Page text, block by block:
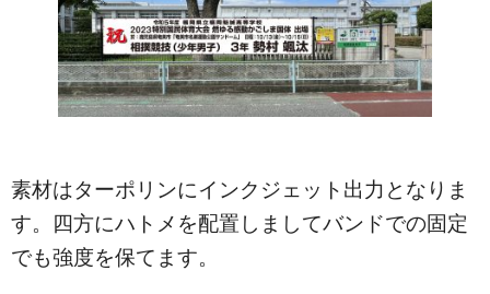
素材はターポリンにインクジェット出力となりま
す。四方にハトメを配置しましてバンドでの固定
でも強度を保てます。